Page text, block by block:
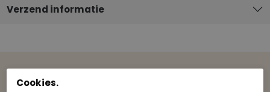
Verzend informatie
Cookies.